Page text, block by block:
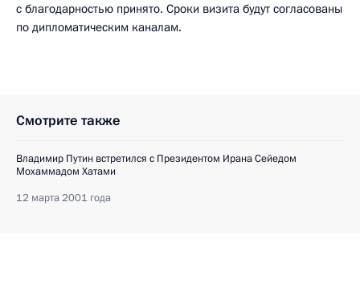
с благодарностью принято. Сроки визита будут согласованы
по дипломатическим каналам.
Смотрите также
Владимир Путин встретился с Президентом Ирана Сейедом
Мохаммадом Хатами
12 марта 2001 года